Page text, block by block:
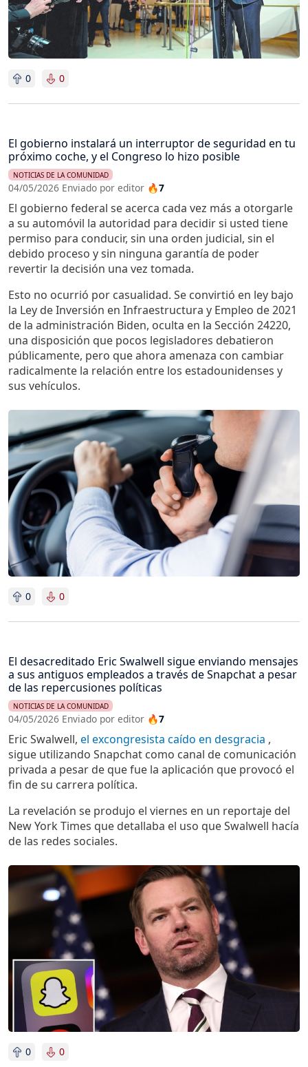
0 0
El gobierno instalará un interruptor de seguridad en tu
próximo coche, y el Congreso lo hizo posible
NOTICIAS DE LA COMUNIDAD
04/05/2026 Enviado por editor 🔥7
El gobierno federal se acerca cada vez más a otorgarle
a su automóvil la autoridad para decidir si usted tiene
permiso para conducir, sin una orden judicial, sin el
debido proceso y sin ninguna garantía de poder
revertir la decisión una vez tomada.
Esto no ocurrió por casualidad. Se convirtió en ley bajo
la Ley de Inversión en Infraestructura y Empleo de 2021
de la administración Biden, oculta en la Sección 24220,
una disposición que pocos legisladores debatieron
públicamente, pero que ahora amenaza con cambiar
radicalmente la relación entre los estadounidenses y
sus vehículos.
0 0
El desacreditado Eric Swalwell sigue enviando mensajes
a sus antiguos empleados a través de Snapchat a pesar
de las repercusiones políticas
NOTICIAS DE LA COMUNIDAD
04/05/2026 Enviado por editor 🔥7
Eric Swalwell, el excongresista caído en desgracia ,
sigue utilizando Snapchat como canal de comunicación
privada a pesar de que fue la aplicación que provocó el
fin de su carrera política.
La revelación se produjo el viernes en un reportaje del
New York Times que detallaba el uso que Swalwell hacía
de las redes sociales.
Imagen
0 0